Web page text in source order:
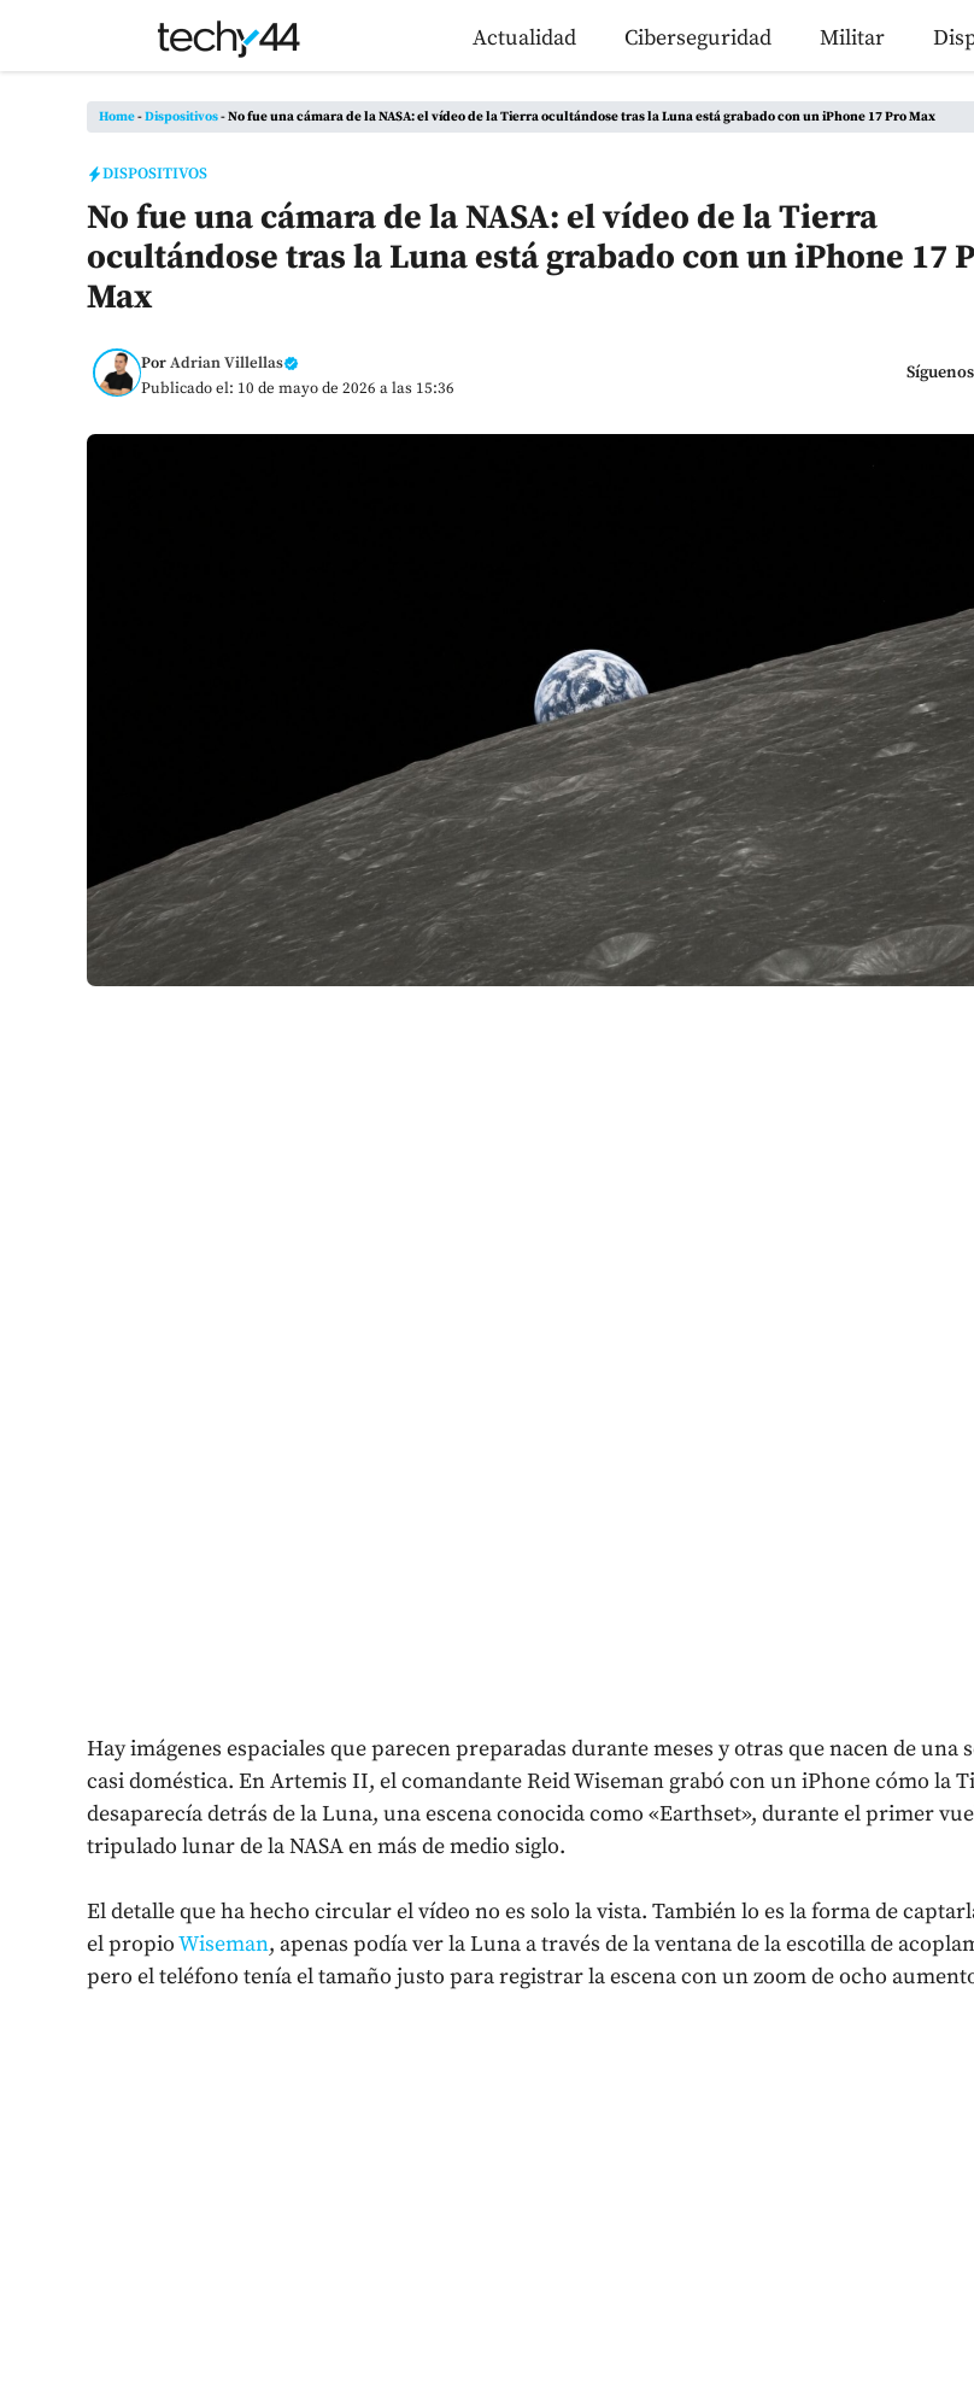
Actualidad Ciberseguridad Militar
Home-Dispositivos-No fue una cámara de la NASA: el vídeo de la Tierra ocultándose tras la Luna está grabado con un iPhone 17 Pro Max
DISPOSITIVOS
No fue una cámara de la NASA: el vídeo de la Tierra
ocultándose tras la Luna está grabado con un iPhone 17
Max
PorAdrian Villellas
Publicado el: 10 de mayo de 2026 a las 15:36
Síguenos
Hay imágenes espaciales que parecen preparadas durante meses y otras que nacen de una
casi doméstica. En Artemis II, el comandante Reid Wiseman grabó con un iPhone cómo la
desaparecía detrás de la Luna, una escena conocida como «Earthset», durante el primer
tripulado lunar de la NASA en más de medio siglo.
El detalle que ha hecho circular el vídeo no es solo la vista. También lo es la forma de
el propioWiseman, apenas podía ver la Luna a través de la ventana de la escotilla de
pero el teléfono tenía el tamaño justo para registrar la escena con un zoom de ocho